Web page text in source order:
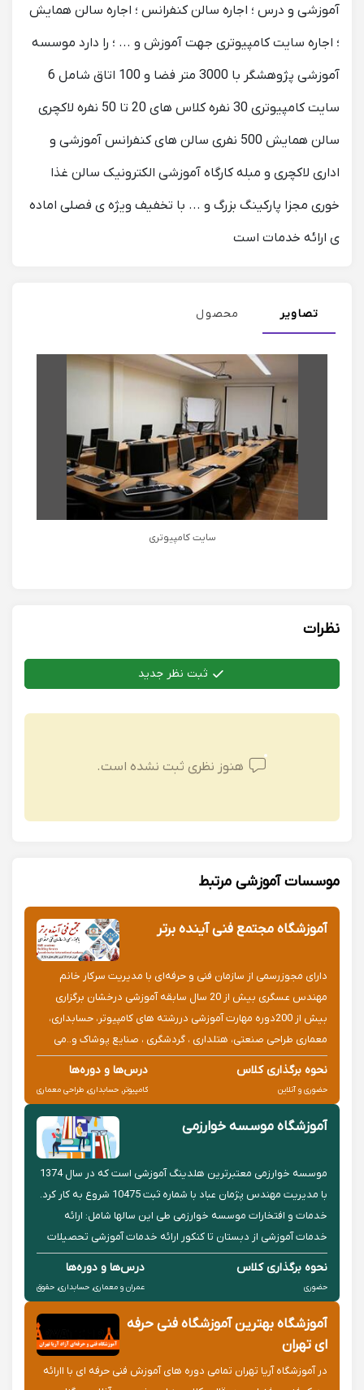
آموزشی و درس ؛ اجاره سالن کنفرانس ؛ اجاره سالن همایش
؛ اجاره سایت کامپیوتری جهت آموزش و ... ؛ را دارد موسسه
آموزشی پژوهشگر با 3000 متر فضا و 100 اتاق شامل 6
سایت کامپیوتری 30 نفره کلاس های 20 تا 50 نفره لاکچری
سالن همایش 500 نفری سالن های کنفرانس آموزشی و
اداری لاکچری و مبله کارگاه آموزشی الکترونیک سالن غذا
خوری مجزا پارکینگ بزرگ و ... با تخفیف ویژه ی فصلی اماده
ی ارائه خدمات است
تصاویر محصول
سایت کامپیوتری
نظرات
ثبت نظر جدید
هنوز نظری ثبت نشده است.
موسسات آموزشی مرتبط
آموزشگاه مجتمع فنی آینده برتر
دارای مجوزرسمی از سازمان فنی و حرفه‌ای با مدیریت سرکار خانم
مهندس عسگری بیش از 20 سال سابقه آموزشی درخشان برگزاری
بیش از 200دوره مهارت آموزشی دررشته های کامپیوتر، حسابداری،
معماری طراحی صنعتی، هتلداری ، گردشگری ، صنایع پوشاک و..می
باشد. همراه با ارائه مدارک بین المللی مهارت
نحوه برگذاری کلاس
حضوری و آنلاین
درس‌ها و دوره‌ها
کامپیوتر, حسابداری, طراحی معماری
آموزشگاه موسسه خوارزمی
موسسه خوارزمی معتبرترین هلدینگ آموزشی است که در سال 1374
با مدیریت مهندس پژمان عباد با شماره ثبت 10475 شروع به کار کرد.
خدمات و افتخارات موسسه خوارزمی طی این سال‎ها شامل: ارائه
خدمات آموزشی از دبستان تا کنکور ارائه خدمات آموزشی تحصیلات
تکمیلی ارائه خدمات ویژه دانشگاهی ارائه خدمات پژوهشی ارا...
نحوه برگذاری کلاس
حضوری
درس‌ها و دوره‌ها
عمران و معماری, حسابداری, حقوق
آموزشگاه بهترین آموزشگاه فنی حرفه
ای تهران
در آموزشگاه آریا تهران تمامی دوره های آموزش فنی حرفه ای با اارائه